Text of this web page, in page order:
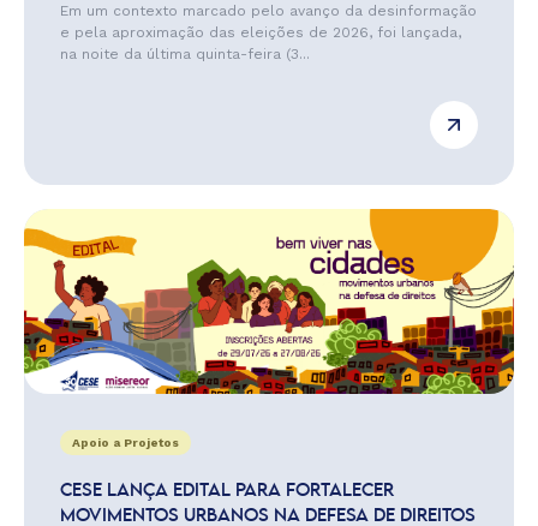
Em um contexto marcado pelo avanço da desinformação
e pela aproximação das eleições de 2026, foi lançada,
na noite da última quinta-feira (3...
Apoio a Projetos
CESE LANÇA EDITAL PARA FORTALECER
MOVIMENTOS URBANOS NA DEFESA DE DIREITOS